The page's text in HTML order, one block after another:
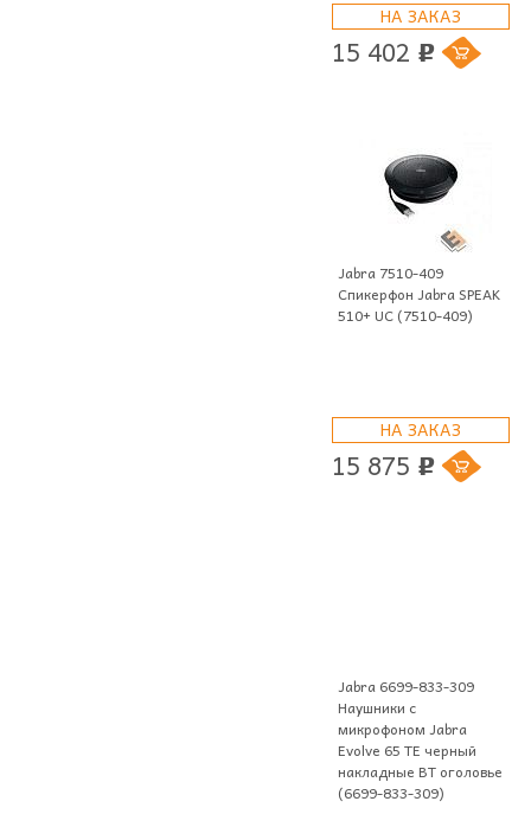
НА ЗАКАЗ
15 402 p
Jabra 7510-409
Спикерфон Jabra SPEAK
510+ UC (7510-409)
НА ЗАКАЗ
15 875 p
Jabra 6699-833-309
Наушники с
микрофоном Jabra
Evolve 65 TE черный
накладные BT оголовье
(6699-833-309)